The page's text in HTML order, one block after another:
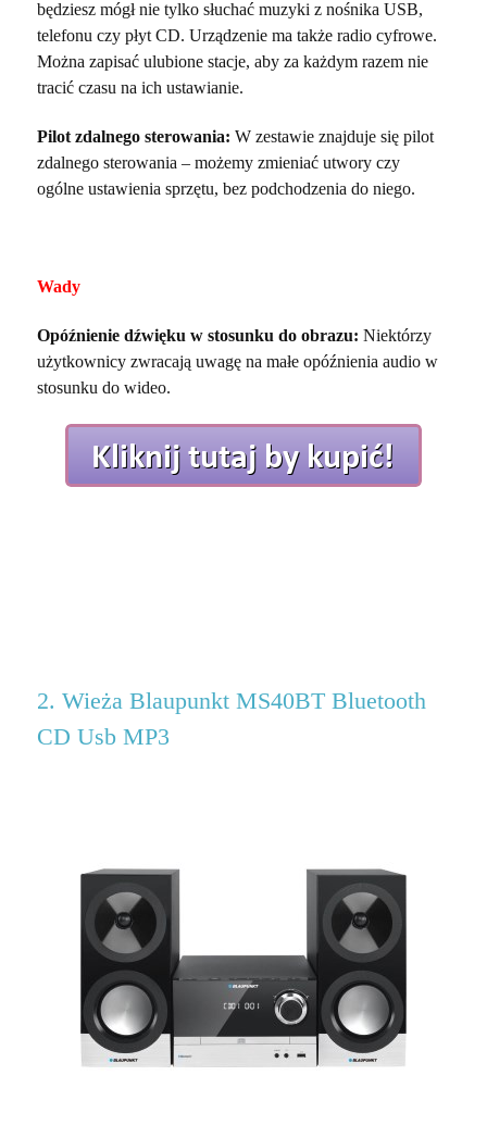
będziesz mógł nie tylko słuchać muzyki z nośnika USB,
telefonu czy płyt CD. Urządzenie ma także radio cyfrowe.
Można zapisać ulubione stacje, aby za każdym razem nie
tracić czasu na ich ustawianie.
Pilot zdalnego sterowania: W zestawie znajduje się pilot
zdalnego sterowania – możemy zmieniać utwory czy
ogólne ustawienia sprzętu, bez podchodzenia do niego.
Wady
Opóźnienie dźwięku w stosunku do obrazu: Niektórzy
użytkownicy zwracają uwagę na małe opóźnienia audio w
stosunku do wideo.
2. Wieża Blaupunkt MS40BT Bluetooth
CD Usb MP3